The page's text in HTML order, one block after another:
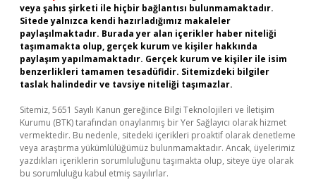
veya şahıs şirketi ile hiçbir bağlantısı bulunmamaktadır.
Sitede yalnızca kendi hazırladığımız makaleler
paylaşılmaktadır. Burada yer alan içerikler haber niteliği
taşımamakta olup, gerçek kurum ve kişiler hakkında
paylaşım yapılmamaktadır. Gerçek kurum ve kişiler ile isim
benzerlikleri tamamen tesadüfidir. Sitemizdeki bilgiler
taslak halindedir ve tavsiye niteliği taşımazlar.
Sitemiz, 5651 Sayılı Kanun gereğince Bilgi Teknolojileri ve İletişim
Kurumu (BTK) tarafından onaylanmış bir Yer Sağlayıcı olarak hizmet
vermektedir. Bu nedenle, sitedeki içerikleri proaktif olarak denetleme
veya araştırma yükümlülüğümüz bulunmamaktadır. Ancak, üyelerimiz
yazdıkları içeriklerin sorumluluğunu taşımakta olup, siteye üye olarak
bu sorumluluğu kabul etmiş sayılırlar.